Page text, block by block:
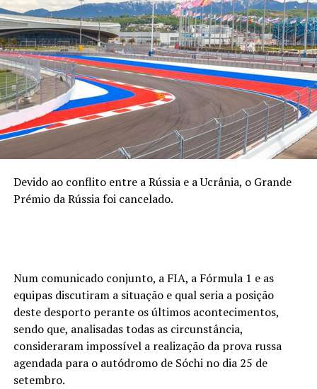
Devido ao conflito entre a Rússia e a Ucrânia, o Grande
Prémio da Rússia foi cancelado.
Num comunicado conjunto, a FIA, a Fórmula 1 e as
equipas discutiram a situação e qual seria a posição
deste desporto perante os últimos acontecimentos,
sendo que, analisadas todas as circunstância,
consideraram impossível a realização da prova russa
agendada para o autódromo de Sóchi no dia 25 de
setembro.